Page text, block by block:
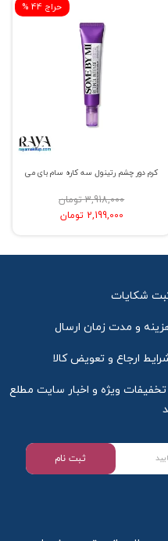
% حراج 44
کرم دور چشم رتینول سه کاره سام بای می
3,918,000 تومان
2,199,000 تومان
شکایات
و مدت زمان ارسال
ارجاع و تعویض کالا
ویژه و اخبار سایت مطلع
ثبت نام